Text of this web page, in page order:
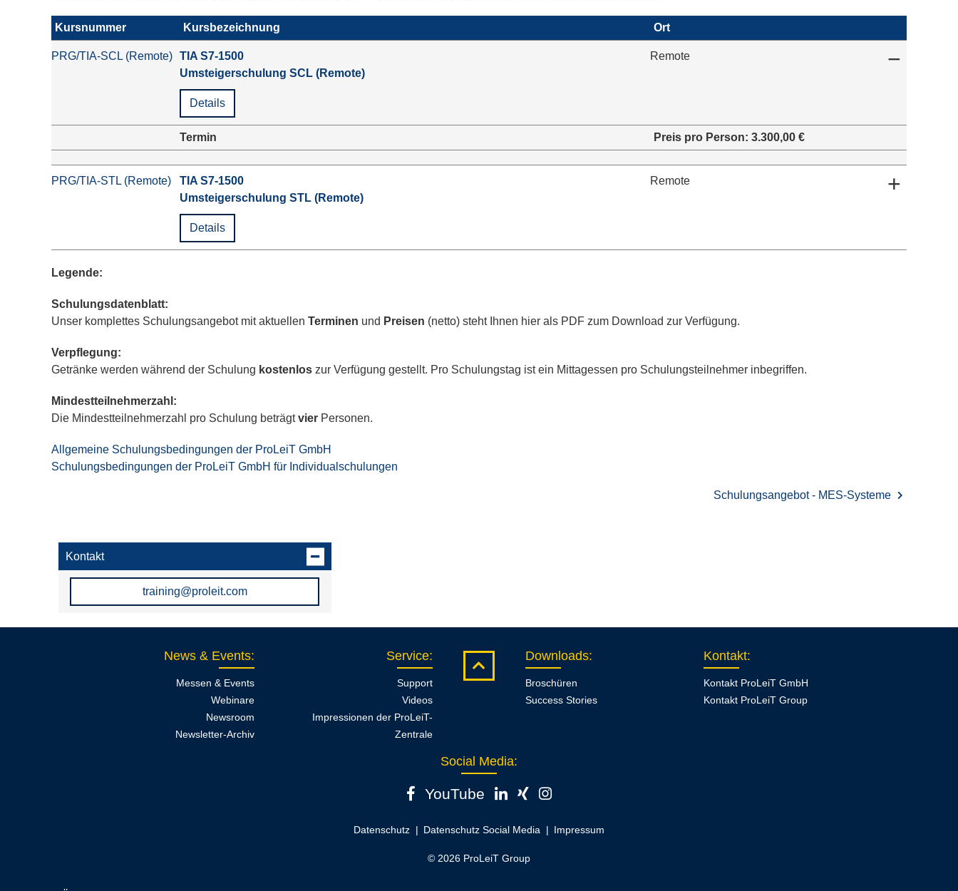
Kursnummer Kursbezeichnung Ort
PRG/TIA-SCL (Remote) TIA S7-1500
Umsteigerschulung SCL (Remote)
Details
Remote −
Termin Preis pro Person: 3.300,00 €
PRG/TIA-STL (Remote)
TIA S7-1500
Umsteigerschulung STL (Remote)
Details
Remote +
Legende:
Schulungsdatenblatt:
Unser komplettes Schulungsangebot mit aktuellen Terminen und Preisen (netto) steht Ihnen hier als PDF zum Download zur Verfügung.
Verpflegung:
Getränke werden während der Schulung kostenlos zur Verfügung gestellt. Pro Schulungstag ist ein Mittagessen pro Schulungsteilnehmer inbegriffen.
Mindestteilnehmerzahl:
Die Mindestteilnehmerzahl pro Schulung beträgtvier Personen.
Allgemeine Schulungsbedingungen der ProLeiT GmbH
Schulungsbedingungen der ProLeiT GmbH für Individualschulungen
Schulungsangebot - MES-Systeme
Kontakt
training@proleit.com
News & Events:
Messen & Events
Webinare
Newsroom
Newsletter-Archiv
Service:
Support
Videos
Impressionen der ProLeiT-
Zentrale
Downloads:
Broschüren
Success Stories
Kontakt:
Kontakt ProLeiT GmbH
Kontakt ProLeiT Group
Social Media:
YouTube
Datenschutz Datenschutz Social Media Impressum
© 2026 ProLeiT Group